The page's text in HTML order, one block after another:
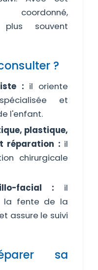
coordonné,
souvent
?
: il oriente
et
l'enfant.
plastique,
réparation : il
chirurgicale
facial : il
la fente de la
assure le suivi
sa